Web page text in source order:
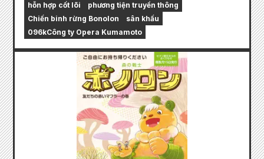
hỗn hợp cốt lõi
phương tiện truyền thông
Chiến binh rừng Bonolon
sân khấu
096kCông ty Opera Kumamoto